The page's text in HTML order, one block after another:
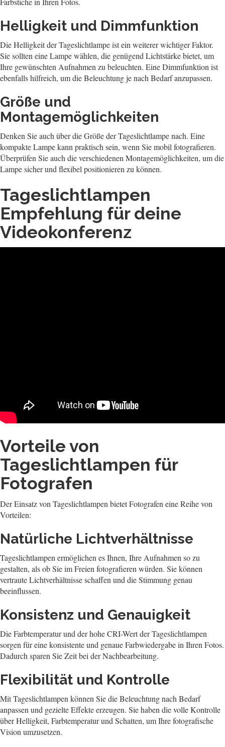
Helligkeit und Dimmfunktion
Die Helligkeit der Tageslichtlampe ist ein weiterer wichtiger Faktor.
Sie sollten eine Lampe wählen, die genügend Lichtstärke bietet, um
Ihre gewünschten Aufnahmen zu beleuchten. Eine Dimmfunktion ist
ebenfalls hilfreich, um die Beleuchtung je nach Bedarf anzupassen.
Größe und
Montagemöglichkeiten
Denken Sie auch über die Größe der Tageslichtlampe nach. Eine
kompakte Lampe kann praktisch sein, wenn Sie mobil fotografieren.
Überprüfen Sie auch die verschiedenen Montagemöglichkeiten, um die
Lampe sicher und flexibel positionieren zu können.
Tageslichtlampen
Empfehlung für deine
Videokonferenz
Vorteile von
Tageslichtlampen für
Fotografen
Der Einsatz von Tageslichtlampen bietet Fotografen eine Reihe von
Vorteilen:
Natürliche Lichtverhältnisse
Tageslichtlampen ermöglichen es Ihnen, Ihre Aufnahmen so zu
gestalten, als ob Sie im Freien fotografieren würden. Sie können
vertraute Lichtverhältnisse schaffen und die Stimmung genau
beeinflussen.
Konsistenz und Genauigkeit
Die Farbtemperatur und der hohe CRI-Wert der Tageslichtlampen
sorgen für eine konsistente und genaue Farbwiedergabe in Ihren Fotos.
Dadurch sparen Sie Zeit bei der Nachbearbeitung.
Flexibilität und Kontrolle
Mit Tageslichtlampen können Sie die Beleuchtung nach Bedarf
anpassen und gezielte Effekte erzeugen. Sie haben die volle Kontrolle
über Helligkeit, Farbtemperatur und Schatten, um Ihre fotografische
Vision umzusetzen.